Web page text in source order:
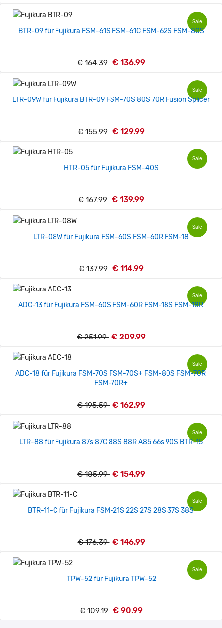
Sale
BTR-09 für Fujikura FSM-61S FSM-61C FSM-62S FSM-80S
€ 164.39 € 136.99
Sale
LTR-09W für Fujikura BTR-09 FSM-70S 80S 70R Fusion Splicer
€ 155.99 € 129.99
Sale
HTR-05 für Fujikura FSM-40S
€ 167.99 € 139.99
Sale
LTR-08W für Fujikura FSM-60S FSM-60R FSM-18
€ 137.99 € 114.99
Sale
ADC-13 für Fujikura FSM-60S FSM-60R FSM-18S FSM-18R
€ 251.99 € 209.99
Sale
ADC-18 für Fujikura FSM-70S FSM-70S+ FSM-80S FSM-70R
FSM-70R+
€ 195.59 € 162.99
Sale
LTR-88 für Fujikura 87s 87C 88S 88R A85 66s 90S BTR-15
€ 185.99 € 154.99
Sale
BTR-11-C für Fujikura FSM-21S 22S 27S 28S 37S 38S
€ 176.39 € 146.99
Sale
TPW-52 für Fujikura TPW-52
€ 109.19 € 90.99